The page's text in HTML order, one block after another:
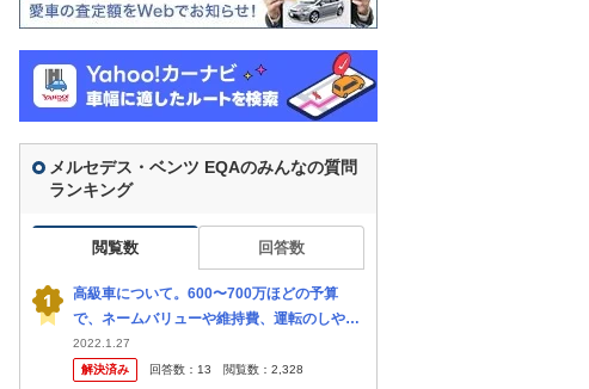
メルセデス・ベンツ EQAのみんなの質問
ランキング
閲覧数 回答数
高級車について。600〜700万ほどの予算
で、ネームバリューや維持費、運転のしやす
さ等、総合的におすすめなSUVの車を教えて
ください。新車、中古問いません。 とりあえ
2022.1.27
解決済み
回答数： 13 閲覧数： 2,328